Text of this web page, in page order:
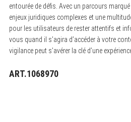
entourée de défis. Avec un parcours
enjeux juridiques complexes et une
pour les utilisateurs de rester attentifs et
vous quand il s’agira d’accéder à votre
vigilance peut s’avérer la clé d’une
ART.1068970